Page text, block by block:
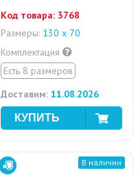
Код товара: 3768
Размеры: 130 х 70
Комплектация
Есть 8 размеров
Доставим: 11.08.2026
В наличии